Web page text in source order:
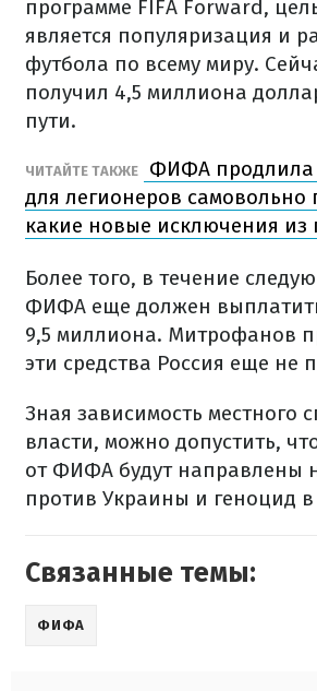
программе FIFA Forward,
является популяризация и
футбола по всему миру.
получил 4,5 миллиона
пути.
ЧИТАЙТЕ ТАКЖЕ
ФИФА продлила
для легионеров самовольно
какие новые исключения из
Более того, в течение
ФИФА еще должен
9,5 миллиона. Митрофанов
эти средства Россия еще не
Зная зависимость местного
власти, можно допустить,
от ФИФА будут направлены
против Украины и геноцид
Связанные темы:
ФИФА